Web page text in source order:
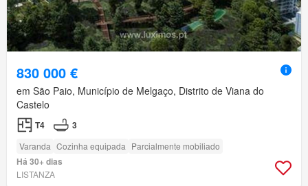
830 000 €
em São Paio, Município de Melgaço, Distrito de Viana do
Castelo
T4 3
Varanda Cozinha equipada Parcialmente mobiliado
Há 30+ dias
LISTANZA